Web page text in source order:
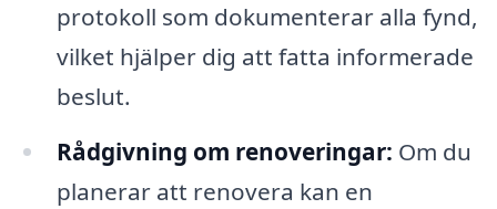
protokoll som dokumenterar alla fynd,
vilket hjälper dig att fatta informerade
beslut.
Rådgivning om renoveringar: Om du
planerar att renovera kan en